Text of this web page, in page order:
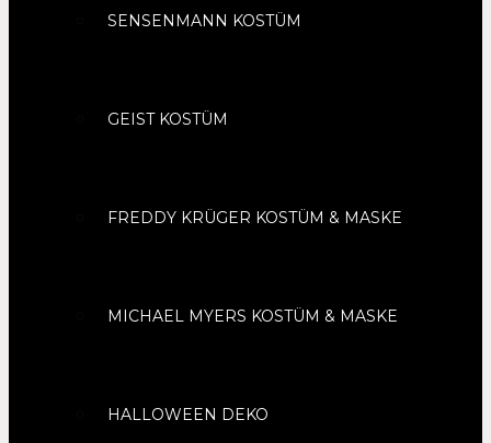
SENSENMANN KOSTÜM
GEIST KOSTÜM
FREDDY KRÜGER KOSTÜM & MASKE
MICHAEL MYERS KOSTÜM & MASKE
HALLOWEEN DEKO